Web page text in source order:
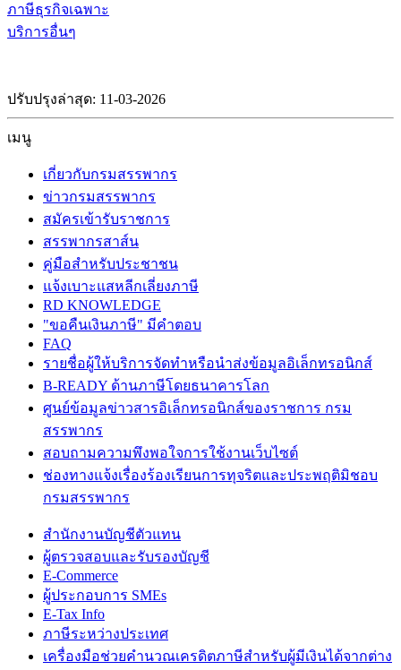
ภาษีธุรกิจเฉพาะ
บริการอื่นๆ
ปรับปรุงล่าสุด: 11-03-2026
เมนู
เกี่ยวกับกรมสรรพากร
ข่าวกรมสรรพากร
สมัครเข้ารับราชการ
สรรพากรสาส์น
คู่มือสำหรับประชาชน
แจ้งเบาะแสหลีกเลี่ยงภาษี
RD KNOWLEDGE
"ขอคืนเงินภาษี" มีคำตอบ
FAQ
รายชื่อผู้ให้บริการจัดทำหรือนำส่งข้อมูลอิเล็กทรอนิกส์
B-READY ด้านภาษีโดยธนาคารโลก
ศูนย์ข้อมูลข่าวสารอิเล็กทรอนิกส์ของราชการ กรม
สรรพากร
สอบถามความพึงพอใจการใช้งานเว็บไซต์
ช่องทางแจ้งเรื่องร้องเรียนการทุจริตและประพฤติมิชอบ
กรมสรรพากร
สำนักงานบัญชีตัวแทน
ผู้ตรวจสอบและรับรองบัญชี
E-Commerce
ผู้ประกอบการ SMEs
E-Tax Info
ภาษีระหว่างประเทศ
เครื่องมือช่วยคำนวณเครดิตภาษีสำหรับผู้มีเงินได้จากต่าง